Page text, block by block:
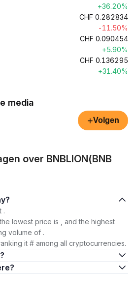
+36.20%
CHF 0.282834
-11.50%
CHF 0.090454
+5.90%
CHF 0.136295
+31.40%
media
+Volgen
over BNBLION(BNB
today?
.
lowest price is , and the highest
volume of .
it # among all cryptocurrencies.
there?